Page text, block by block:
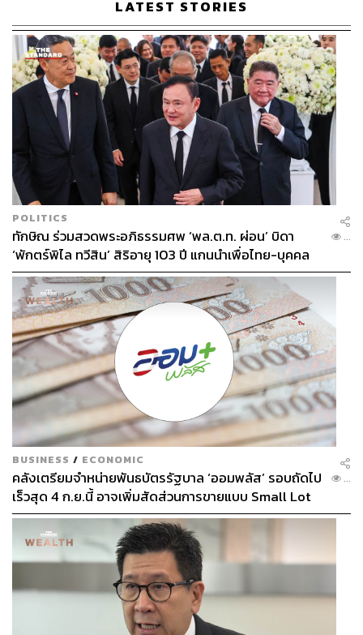
LATEST STORIES
POLITICS
ทักษิณ ร่วมสวดพระอภิธรรมศพ ‘พล.ต.ท. ผ่อน’ บิดา
‘พักตร์พิไล ทวีสิน’ สิริอายุ 103 ปี แกนนำเพื่อไทย-บุคคล
หลากวงการร่วมอาลัย
...
BUSINESS / ECONOMIC
คลังเตรียมจำหน่ายพันธบัตรรัฐบาล ‘ออมพลัส’ รอบถัดไป
เร็วสุด 4 ก.ย.นี้ อาจเพิ่มสัดส่วนการขายแบบ Small Lot
First มากขึ้น
...